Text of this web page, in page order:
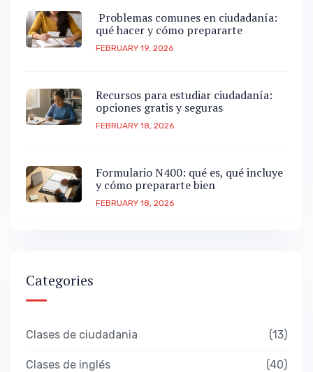
Problemas comunes en ciudadanía:
qué hacer y cómo prepararte
FEBRUARY 19, 2026
Recursos para estudiar ciudadanía:
opciones gratis y seguras
FEBRUARY 18, 2026
Formulario N400: qué es, qué incluye
y cómo prepararte bien
FEBRUARY 18, 2026
Categories
Clases de ciudadania 13
Clases de inglés 40